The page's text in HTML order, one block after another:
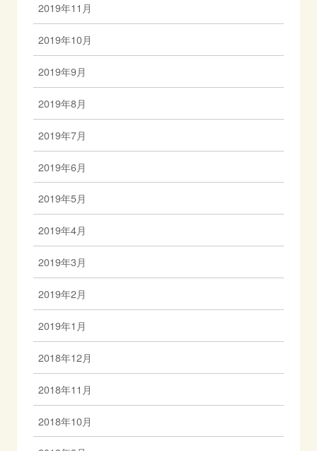
2019年11月
2019年10月
2019年9月
2019年8月
2019年7月
2019年6月
2019年5月
2019年4月
2019年3月
2019年2月
2019年1月
2018年12月
2018年11月
2018年10月